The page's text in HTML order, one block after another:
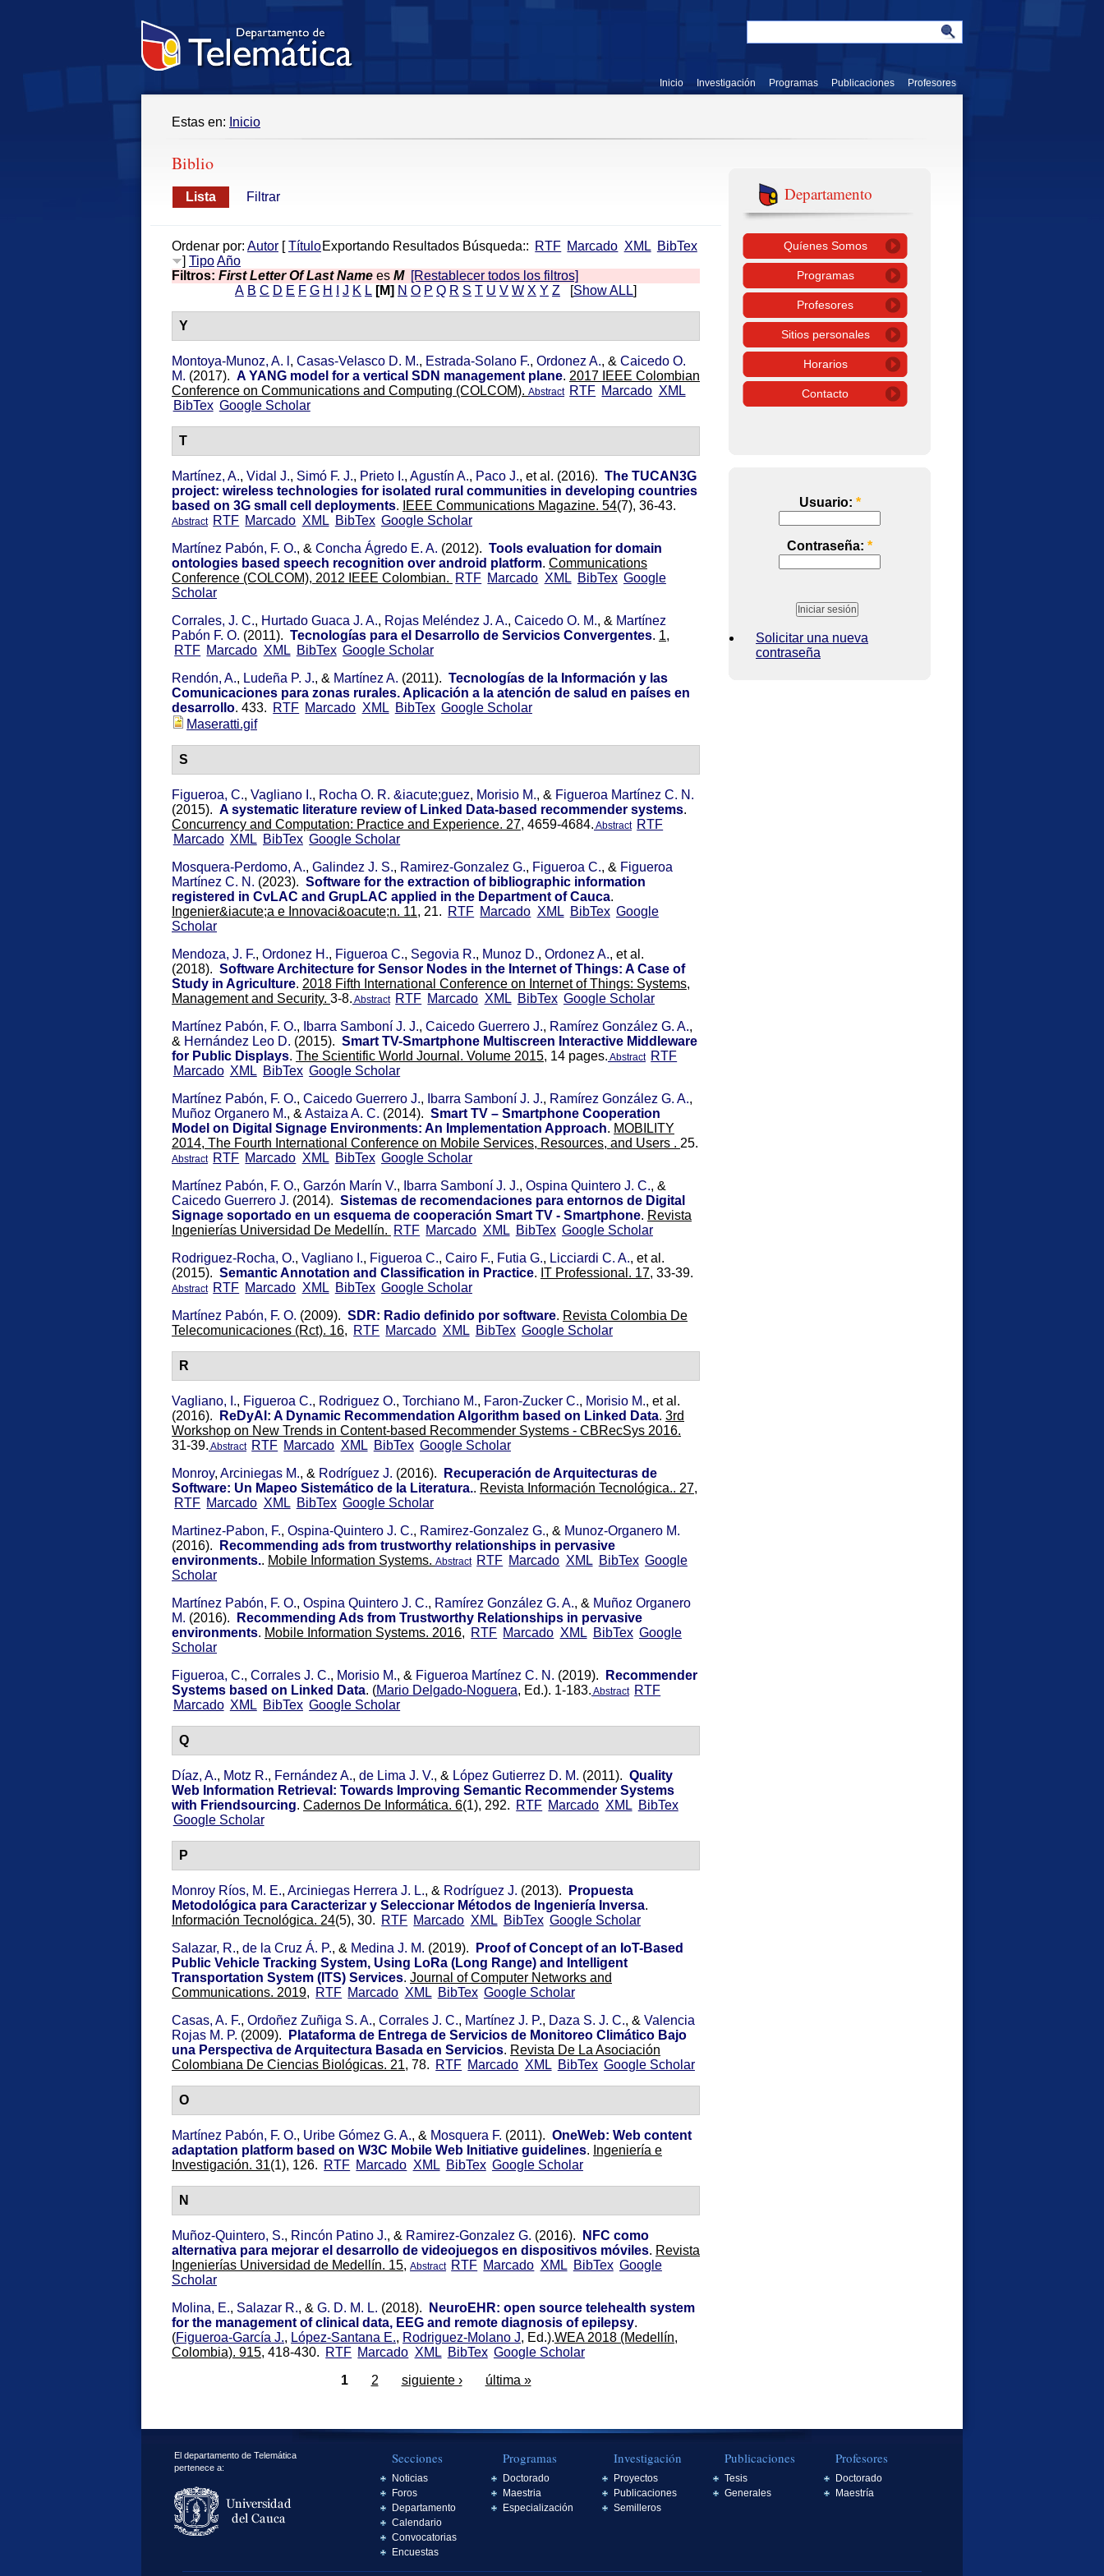
Inicio Investigación Programas Publicaciones Profesores
Estas en: Inicio
Biblio
Lista Filtrar
Exportando Resultados Búsqueda:: RTF Marcado XML BibTex
Ordenar por: Autor [Título
] TipoAño
Filtros: First Letter Of Last Name es M [Restablecer todos los filtros]
A B C D E F G H J K L [M] N O P Q R S T U V W X Y Z [Show ALL]
Y
Montoya-Munoz, A. l , Casas-Velasco D. M., Estrada-Solano F., Ordonez A., & Caicedo O.
M. (2017). A YANG model for a vertical SDN management plane. 2017 IEEE Colombian
Conference on Communications and Computing (COLCOM). Abstract RTF Marcado XML
BibTex Google Scholar
T
Martínez, A., Vidal J., Simó F. J., Prieto I., Agustín A., Paco J., et al. (2016). The TUCAN3G
project: wireless technologies for isolated rural communities in developing countries
based on 3G small cell deployments. IEEE Communications Magazine. 54(7), 36-43.
Abstract RTF Marcado XML BibTex Google Scholar
Martínez Pabón, F. O., & Concha Ágredo E. A. (2012). Tools evaluation for domain
ontologies based speech recognition over android platform. Communications
Conference (COLCOM), 2012 IEEE Colombian. RTF Marcado XML BibTex Google
Scholar
Corrales, J. C., Hurtado Guaca J. A., Rojas Meléndez J. A., Caicedo O. M., & Martínez
Pabón F. O. (2011). Tecnologías para el Desarrollo de Servicios Convergentes. 1,
RTF Marcado XML BibTex Google Scholar
Rendón, A., Ludeña P. J., & Martínez A. (2011). Tecnologías de la Información y las
Comunicaciones para zonas rurales. Aplicación a la atención de salud en países en
desarrollo. 433. RTF Marcado XML BibTex Google Scholar
Maseratti.gif
S
Figueroa, C., Vagliano I., Rocha O. R. &iacute;guez, Morisio M., & Figueroa Martínez C. N.
(2015). A systematic literature review of Linked Data-based recommender systems.
Concurrency and Computation: Practice and Experience. 27, 4659-4684. Abstract RTF
Marcado XML BibTex Google Scholar
Mosquera-Perdomo, A., Galindez J. S., Ramirez-Gonzalez G., Figueroa C., & Figueroa
Martínez C. N. (2023). Software for the extraction of bibliographic information
registered in CvLAC and GrupLAC applied in the Department of Cauca.
Ingenier&iacute;a e Innovaci&oacute;n. 11, 21. RTF Marcado XML BibTex Google
Scholar
Mendoza, J. F., Ordonez H., Figueroa C., Segovia R., Munoz D., Ordonez A., et al.
(2018). Software Architecture for Sensor Nodes in the Internet of Things: A Case of
Study in Agriculture. 2018 Fifth International Conference on Internet of Things: Systems,
Management and Security. 3-8. Abstract RTF Marcado XML BibTex Google Scholar
Martínez Pabón, F. O., Ibarra Samboní J. J., Caicedo Guerrero J., Ramírez González G. A.,
& Hernández Leo D. (2015). Smart TV-Smartphone Multiscreen Interactive Middleware
for Public Displays. The Scientific World Journal. Volume 2015, 14 pages. Abstract RTF
Marcado XML BibTex Google Scholar
Martínez Pabón, F. O., Caicedo Guerrero J., Ibarra Samboní J. J., Ramírez González G. A.,
Muñoz Organero M., & Astaiza A. C. (2014). Smart TV – Smartphone Cooperation
Model on Digital Signage Environments: An Implementation Approach. MOBILITY
2014, The Fourth International Conference on Mobile Services, Resources, and Users . 25.
Abstract RTF Marcado XML BibTex Google Scholar
Martínez Pabón, F. O., Garzón Marín V., Ibarra Samboní J. J., Ospina Quintero J. C., &
Caicedo Guerrero J. (2014). Sistemas de recomendaciones para entornos de Digital
Signage soportado en un esquema de cooperación Smart TV - Smartphone. Revista
Ingenierías Universidad De Medellín. RTF Marcado XML BibTex Google Scholar
Rodriguez-Rocha, O., Vagliano I., Figueroa C., Cairo F., Futia G., Licciardi C. A., et al.
(2015). Semantic Annotation and Classification in Practice. IT Professional. 17, 33-39.
Abstract RTF Marcado XML BibTex Google Scholar
Martínez Pabón, F. O. (2009). SDR: Radio definido por software. Revista Colombia De
Telecomunicaciones (Rct). 16, RTF Marcado XML BibTex Google Scholar
R
Vagliano, I., Figueroa C., Rodriguez O., Torchiano M., Faron-Zucker C., Morisio M., et al.
(2016).
ReDyAl: A Dynamic Recommendation Algorithm based on Linked Data. 3rd
Workshop on New Trends in Content-based Recommender Systems - CBRecSys 2016.
31-39. Abstract RTF Marcado XML BibTex Google Scholar
Monroy, Arciniegas M., & Rodríguez J. (2016).
Recuperación de Arquitecturas de
Software: Un Mapeo Sistemático de la Literatura.. Revista Información Tecnológica.. 27,
RTF Marcado XML BibTex Google Scholar
Martinez-Pabon, F., Ospina-Quintero J. C., Ramirez-Gonzalez G., & Munoz-Organero M.
(2016).
Recommending ads from trustworthy relationships in pervasive
environments.. Mobile Information Systems. Abstract RTF Marcado XML BibTex Google
Scholar
Martínez Pabón, F. O., Ospina Quintero J. C., Ramírez González G. A., & Muñoz Organero
M. (2016).
Recommending Ads from Trustworthy Relationships in pervasive
environments. Mobile Information Systems. 2016, RTF Marcado XML BibTex Google
Scholar
Figueroa, C., Corrales J. C., Morisio M., & Figueroa Martínez C. N. (2019).
Recommender
Systems based on Linked Data. (Mario Delgado-Noguera, Ed.). 1-183. Abstract RTF
Marcado XML BibTex Google Scholar
Q
Díaz, A., Motz R., Fernández A., de Lima J. V., & López Gutierrez D. M. (2011). Quality
Web Information Retrieval: Towards Improving Semantic Recommender Systems
with Friendsourcing. Cadernos De Informática. 6(1), 292. RTF Marcado XML BibTex
Google Scholar
P
Monroy Ríos, M. E., Arciniegas Herrera J. L., & Rodríguez J. (2013).
Propuesta
Metodológica para Caracterizar y Seleccionar Métodos de Ingeniería Inversa.
Información Tecnológica. 24(5), 30. RTF Marcado XML BibTex Google Scholar
Salazar, R., de la Cruz Á. P., & Medina J. M. (2019).
Proof of Concept of an IoT-Based
Public Vehicle Tracking System, Using LoRa (Long Range) and Intelligent
Transportation System (ITS) Services. Journal of Computer Networks and
Communications. 2019, RTF Marcado XML BibTex Google Scholar
Casas, A. F., Ordoñez Zuñiga S. A., Corrales J. C., Martínez J. P., Daza S. J. C., & Valencia
Rojas M. P. (2009).
Plataforma de Entrega de Servicios de Monitoreo Climático Bajo
una Perspectiva de Arquitectura Basada en Servicios. Revista De La Asociación
Colombiana De Ciencias Biológicas. 21, 78. RTF Marcado XML BibTex Google Scholar
O
Martínez Pabón, F. O., Uribe Gómez G. A., & Mosquera F. (2011). OneWeb: Web content
adaptation platform based on W3C Mobile Web Initiative guidelines. Ingeniería e
Investigación. 31(1), 126. RTF Marcado XML BibTex Google Scholar
N
Muñoz-Quintero, S., Rincón Patino J., & Ramirez-Gonzalez G. (2016).
NFC como
alternativa para mejorar el desarrollo de videojuegos en dispositivos móviles. Revista
Ingenierías Universidad de Medellín. 15, Abstract RTF Marcado XML BibTex Google
Scholar
Molina, E., Salazar R., & G. D. M. L. (2018).
NeuroEHR: open source telehealth system
for the management of clinical data, EEG and remote diagnosis of epilepsy.
(Figueroa-García J., López-Santana E., Rodriguez-Molano J, Ed.).WEA 2018 (Medellín,
Colombia). 915, 418-430. RTF Marcado XML BibTex Google Scholar
1
2 siguiente › última »
Departamento
Quíenes Somos
Programas
Profesores
Sitios personales
Horarios
Contacto
Usuario: *
Contraseña: *
Solicitar una nueva
contraseña
El departamento de Telemática
pertenece a:
Secciones
Noticias
Foros
Departamento
Calendario
Convocatorias
Encuestas
Programas
Doctorado
Maestria
Especialización
Investigación
Proyectos
Publicaciones
Semilleros
Publicaciones
Tesis
Generales
Profesores
Doctorado
Maestría